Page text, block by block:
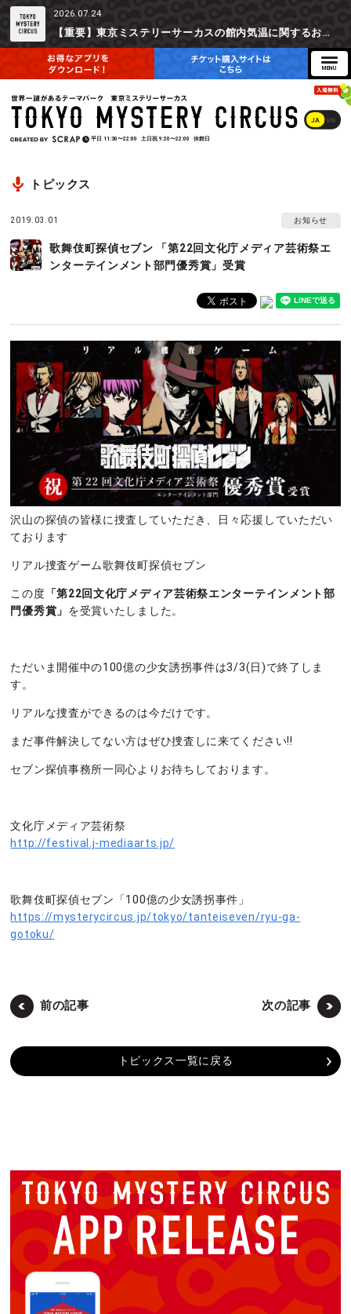
2026.07.24
【重要】東京ミステリーサーカスの館内気温に関するお詫びとご参加辞退時の返金対応について
JA EN
平日 11:30〜22:00 土日祝 9:20〜22:00 休館日
トピックス
2019.03.01 お知らせ
歌舞伎町探偵セブン 「第22回文化庁メディア芸術祭エ
ンターテインメント部門優秀賞」受賞
沢山の探偵の皆様に捜査していただき、日々応援していただい
ております
リアル捜査ゲーム歌舞伎町探偵セブン
この度 「第22回文化庁メディア芸術祭エンターテインメント部
門優秀賞」 を受賞いたしました。
ただいま開催中の100億の少女誘拐事件は3/3(日)で終了しま
す。
リアルな捜査ができるのは今だけです。
まだ事件解決してない方はぜひ捜査しに来てください!!
セブン探偵事務所一同心よりお待ちしております。
文化庁メディア芸術祭
http://festival.j-mediaarts.jp/
歌舞伎町探偵セブン「100億の少女誘拐事件」
https://mysterycircus.jp/tokyo/tanteiseven/ryu-ga-
gotoku/
前の記事 次の記事
トピックス一覧に戻る